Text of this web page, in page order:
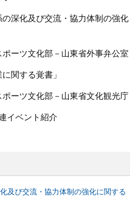
深化及び交流・協力体制の強化
文化部－山東省外事弁公室
関する覚書」
文化部－山東省文化観光庁
イベント紹介
及び交流・協力体制の強化に関する